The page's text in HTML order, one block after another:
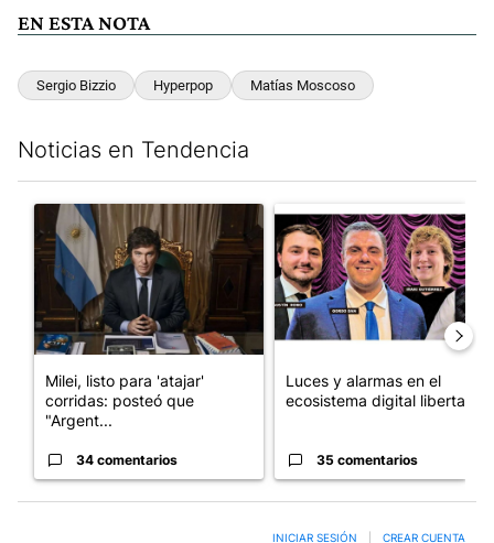
EN ESTA NOTA
Sergio Bizzio Hyperpop Matías Moscoso
Noticias en Tendencia
Un artículo de tendencia con el título "Milei, listo para 'atajar'
Milei, listo para 'atajar'
corridas: posteó que
"Argent...
34 comentarios
Un artículo de tendencia con
Luces y alarmas en el
ecosistema digital libertario
35 comentarios
INICIAR SESIÓN CREAR CUENTA